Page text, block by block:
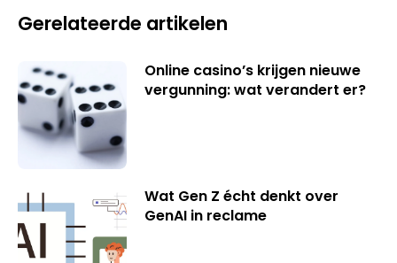
Gerelateerde artikelen
Online casino’s krijgen nieuwe
vergunning: wat verandert er?
Wat Gen Z écht denkt over
GenAI in reclame